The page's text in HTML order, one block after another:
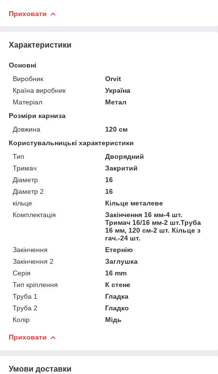
Приховати
Характеристики
Основні
Виробник
Orvit
Країна виробник
Україна
Матеріал
Метал
Розміри карниза
Довжина
120 см
Користувальницькі характеристики
Тип
Дворядний
Тримач
Закритий
Діаметр
16
Діаметр 2
16
кільце
Кільце металеве
Комплектація
Закінчення 16 мм-4 шт.
Тримач 16/16 мм-2 шт.Труба
16 мм, 120 см-2 шт. Кільце з
гач.-24 шт.
Закінчення
Етернію
Закінчення 2
Заглушка
Серія
16 mm
Тип кріплення
К стене
Труба 1
Гладка
Труба 2
Гладко
Колір
Мідь
Приховати
Умови доставки